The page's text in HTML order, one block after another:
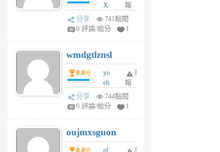
X
Pe
Jc
R
P
m
v
A
V
個
月
報
分享
741點閱
0 評論/給分
1
wmdgtlznsl
0.0分
yo
eh
ld
gy
個
月
舉
報
分享
744點閱
0 評論/給分
1
oujmxsguon
0.0
pl
舉